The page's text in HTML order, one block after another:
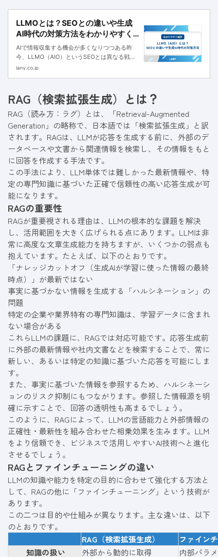
LLMOとは？SEOとの違いや生成
AI時代の対策方法をわかりやすく
解説
AIで情報収集する機会が多くなりつつある昨
今、LLMO（AIO）というSEOとは異なる戦略
が注目されています。本記事では、LLMOの基
lany.co.jp
RAG（検索拡張生成）とは？
RAG（読み方：ラグ）とは、「Retrieval-Augmented
Generation」の略称で、日本語では「検索拡張生成」と訳
されます。RAGは、LLMが応答を生成する前に、外部のデ
ータベースや文書から関連情報を検索し、その情報をもと
に回答を作成する手法です。
この手法により、LLM単体では難しかった最新情報や、特
定の専門知識に基づいた正確で信頼性の高い応答生成が可
能になります。
RAGの重要性
RAGが重要視される理由は、LLMの根本的な課題を解決
し、活用範囲を大きく広げられる点にあります。LLMは非
常に高度な文章生成能力を持ちますが、いくつかの弱点も
抱えています。たとえば、以下のとおりです。
「ナレッジカットオフ（生成AIが学習に使った情報の最終
時点）」が最新ではない
事実に基づかない情報を生成する「ハルシネーション」の
問題
特定の企業や業界特有の専門知識は、学習データに含まれ
ない場合がある
これらLLMの課題に、RAGでは対応可能です。応答生成前
に外部の最新情報や社内文書などを検索することで、常に
新しい、あるいは特定の知識に基づいた応答を可能にしま
す。
また、事実に基づいた情報を参照するため、ハルシネーシ
ョンのリスク抑制にもつながります。参照した情報源を明
確に示すことで、回答の透明性も高まるでしょう。
このように、RAGによって、LLMの言語能力と外部情報の
正確性・最新性を組み合わせた相乗効果を生みます。LLM
をより信頼でき、ビジネスで活用しやすいAI技術へと進化
させるでしょう。
RAGとファインチューニングの違い
LLMの知識や能力を特定の目的に合わせて強化する方法と
して、RAGの他に「ファインチューニング」という技術が
あります。
この二つは目的や仕組みが異なります。主な違いは、以下
のとおりです。
RAG（検索拡張生成）
ファイン
知識の扱い
外部から動的に取得 内部パラ